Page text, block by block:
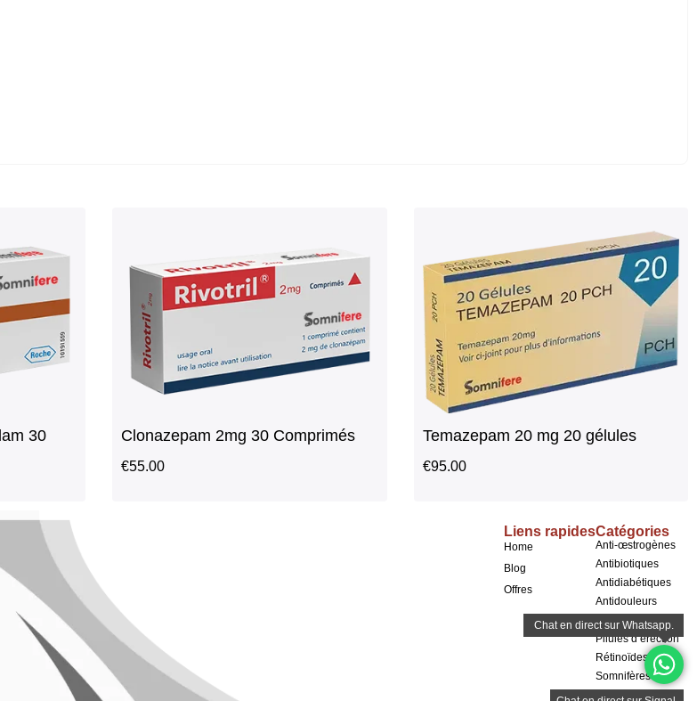
30
Clonazepam 2mg 30 Comprimés
€55.00
Temazepam 20 mg 20 gélules
€95.00
Catégories
Anti-œstrogènes
Antibiotiques
Antidiabétiques
Antidouleurs
Antipsychotiques
Pilules d’érection
Rétinoïdes
Somnifères
Stimulants
Liens rapides
Home
Blog
Offres